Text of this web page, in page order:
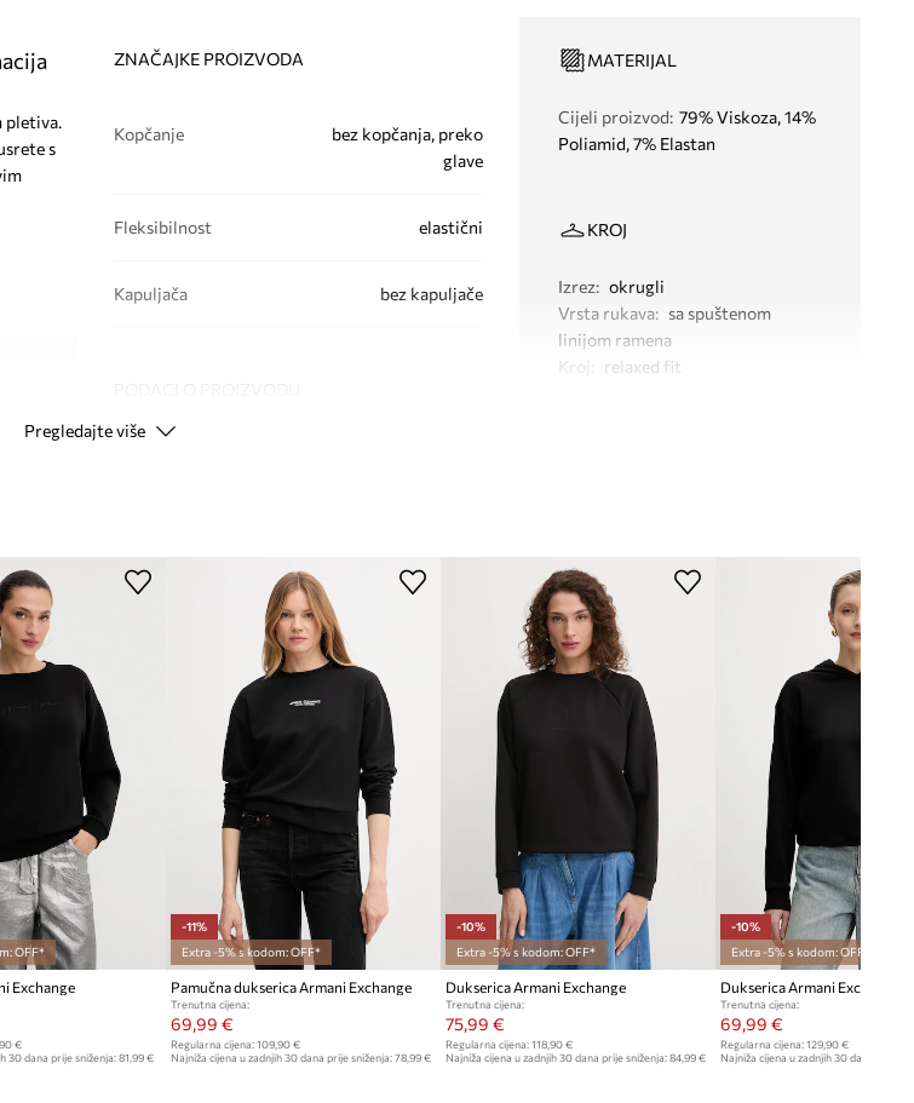
pletiva.
s
ZNAČAJKE PROIZVODA
Kopčanje
bez kopčanja, preko
glave
Fleksibilnost elastični
Kapuljača bez kapuljače
Modna marka Armani Exchange
MATERIJAL
Cijeli proizvod: 79% Viskoza, 14%
Poliamid, 7% Elastan
KROJ
Izrez: okrugli
Vrsta rukava: sa spuštenom
linijom ramena
Kroj
relaxed fit
Duljina rukava uključujući rame
68 cm
Model na fotografiji je visok 178
cm i ima na sebi veličinu S
Standardna veličina
Preporučamo da odaberete veličinu koju
Veličine prikazane u trgovini preračunate
su prema standardnoj europskoj tablici
proizvoda nalazi se originalna oznaka
proizvođača.
Tablica veličina
Pregledajte više
OFF*
Exchange
€
30 dana prije sniženja: 81,99 €
-11%
Extra -5% s kodom: OFF*
Pamučna dukserica Armani Exchange
Trenutna cijena:
69,99 €
Regularna cijena: 109,90 €
Najniža cijena u zadnjih 30 dana prije sniženja: 78,99 €
-10%
Extra -5% s kodom: OFF*
Dukserica Armani Exchange
Trenutna cijena:
75,99 €
Regularna cijena:118,90 €
Najniža cijena u zadnjih 30 dana prije sniženja:84,99 €
-10%
Extra -5% s kodom: OFF*
Dukserica Armani Exchange
Trenutna cijena:
69,99 €
Regularna cijena: 129,90 €
Najniža cijena u zadnjih 30 dana prije